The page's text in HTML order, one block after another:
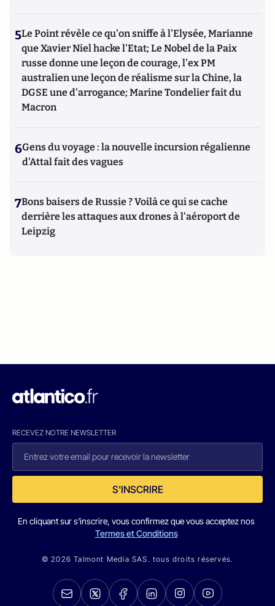
5Le Point révèle ce qu'on sniffe à l'Elysée, Marianne
que Xavier Niel hacke l'Etat; Le Nobel de la Paix
russe donne une leçon de courage, l'ex PM
australien une leçon de réalisme sur la Chine, la
DGSE une d'arrogance; Marine Tondelier fait du
Macron
6Gens du voyage : la nouvelle incursion régalienne
d'Attal fait des vagues
7Bons baisers de Russie ? Voilà ce qui se cache
derrière les attaques aux drones à l'aéroport de
Leipzig
RECEVEZ NOTRE NEWSLETTER
S'INSCRIRE
En cliquant sur s'inscrire, vous confirmez que vous acceptez nos
Termes et Conditions
© 2026 Talmont Media SAS. tous droits réservés.